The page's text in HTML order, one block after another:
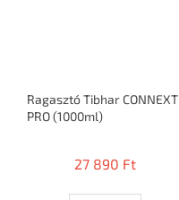
Ragasztó Tibhar CONNEXT
PRO (1000ml)
27 890 Ft